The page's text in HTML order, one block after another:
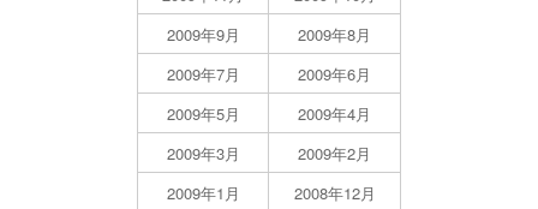
2009年9月
2009年8月
2009年7月
2009年6月
2009年5月
2009年4月
2009年3月
2009年2月
2009年1月
2008年12月